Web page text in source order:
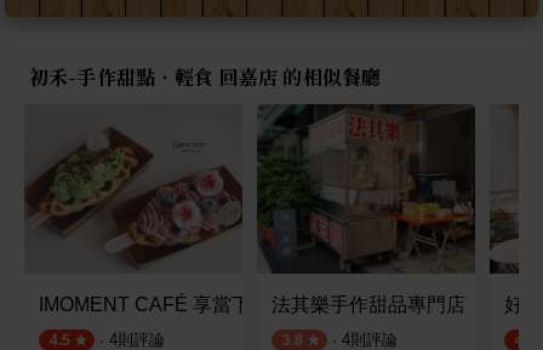
初禾-手作甜點‧輕食 回嘉店 的相似餐廳
IMOMENT CAFÉ 享當下 嘉義店
4.5 · 4則評論
法其樂手作甜品專門店
3.8 · 4則評論
好
4.5